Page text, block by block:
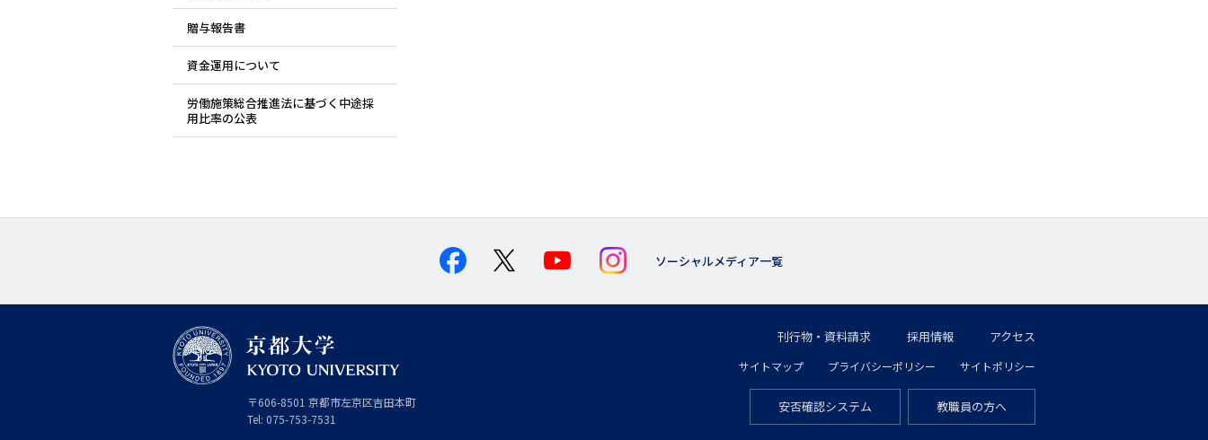
贈与報告書
資金運用について
労働施策総合推進法に基づく中途採
用比率の公表
ソーシャルメディア一覧
京
都
大
〒606-8501 京
都
府
京都市左京区吉田本町
Tel: 075-753-7531
フ
ッ
刊行物・資料請求 採用情報 アクセス
フ
ッ
サイトマップ プライバシーポリシー サイトポリシー
フ
安否確認システム 教職員の方へ